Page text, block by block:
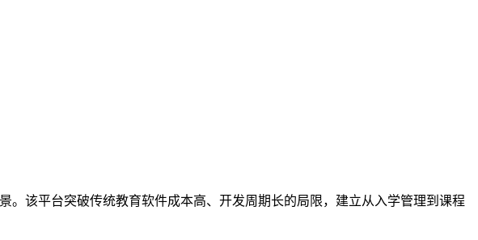
该平台突破传统教育软件成本高、开发周期长的局限，建立从入学管理到课程